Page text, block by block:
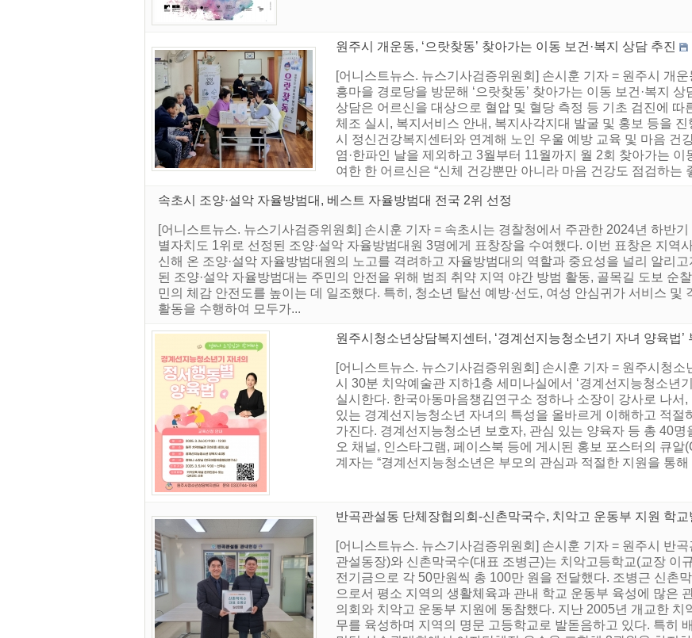
원주시 개운동, ‘으랏찾동’ 찾아가는 이동 보건·복지 상담 추진
[어니스트뉴스. 뉴스기사검증위원회] 손시훈 기자 = 원주시 개
흥마을 경로당을 방문해 ‘으랏찾동’ 찾아가는 이동 보건·복지
상담은 어르신을 대상으로 혈압 및 혈당 측정 등 기초 검진에 따
체조 실시, 복지서비스 안내, 복지사각지대 발굴 및 홍보 등을
시 정신건강복지센터와 연계해 노인 우울 예방 교육 및 마음 건
염·한파인 날을 제외하고 3월부터 11월까지 월 2회 찾아가는
여한 한 어르신은 “신체 건강뿐만 아니라 마음 건강도 점검하는
속초시 조양·설악 자율방범대, 베스트 자율방범대 전국 2위 선정
[어니스트뉴스. 뉴스기사검증위원회] 손시훈 기자 = 속초시는 경찰청에서 주관한 2024년 하반
별자치도 1위로 선정된 조양·설악 자율방범대원 3명에게 표창장을 수여했다. 이번 표창은 지역
신해 온 조양·설악 자율방범대원의 노고를 격려하고 자율방범대의 역할과 중요성을 널리 알리
된 조양·설악 자율방범대는 주민의 안전을 위해 범죄 취약 지역 야간 방범 활동, 골목길 도보 순
민의 체감 안전도를 높이는 데 일조했다. 특히, 청소년 탈선 예방·선도, 여성 안심귀가 서비스 및
활동을 수행하여 모두가...
원주시청소년상담복지센터, ‘경계선지능청소년기 자녀 양육법’
[어니스트뉴스. 뉴스기사검증위원회] 손시훈 기자 = 원주시청
시 30분 치악예술관 지하1층 세미나실에서 ‘경계선지능청소년
실시한다. 한국아동마음챙김연구소 정하나 소장이 강사로 나서
있는 경계선지능청소년 자녀의 특성을 올바르게 이해하고 적절
가진다. 경계선지능청소년 보호자, 관심 있는 양육자 등 총 40
오 채널, 인스타그램, 페이스북 등에 게시된 홍보 포스터의 큐
계자는 “경계선지능청소년은 부모의 관심과 적절한 지원을 통해
반곡관설동 단체장협의회-신촌막국수, 치악고 운동부 지원 학
[어니스트뉴스. 뉴스기사검증위원회] 손시훈 기자 = 원주시 반
관설동장)와 신촌막국수(대표 조병근)는 치악고등학교(교장 이
전기금으로 각 50만원씩 총 100만 원을 전달했다. 조병근 신촌
으로서 평소 지역의 생활체육과 관내 학교 운동부 육성에 많은
의회와 치악고 운동부 지원에 동참했다. 지난 2005년 개교한
무를 육성하며 지역의 명문 고등학교로 발돋음하고 있다. 특히